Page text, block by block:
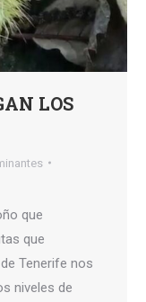
LOS
que
que
Tenerife nos
niveles de